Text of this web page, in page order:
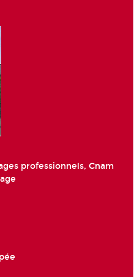
professionnels, Cnam